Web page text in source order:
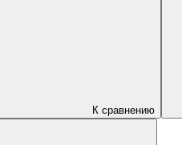
К сравнению